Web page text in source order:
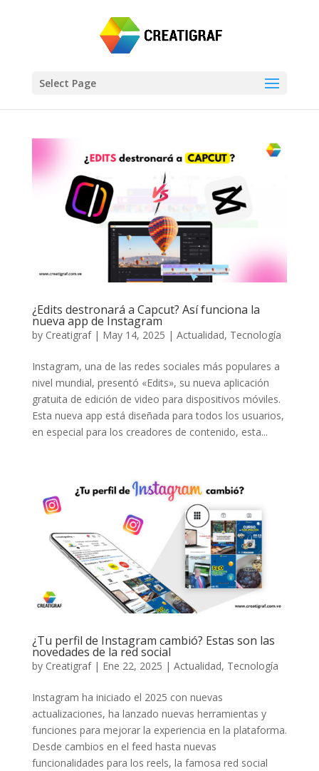
Select Page
¿Edits destronará a Capcut? Así funciona la
nueva app de Instagram
by Creatigraf| May 14, 2025 | Actualidad, Tecnología
Instagram, una de las redes sociales más populares a
nivel mundial, presentó «Edits», su nueva aplicación
gratuita de edición de video para dispositivos móviles.
Esta nueva app está diseñada para todos los usuarios,
en especial para los creadores de contenido, esta...
¿Tu perfil de Instagram cambió? Estas son las
novedades de la red social
by Creatigraf| Ene 22, 2025 | Actualidad, Tecnología
Instagram ha iniciado el 2025 con nuevas
actualizaciones, ha lanzado nuevas herramientas y
funciones para mejorar la experiencia en la plataforma.
Desde cambios en el feed hasta nuevas
funcionalidades para los reels, la famosa red social